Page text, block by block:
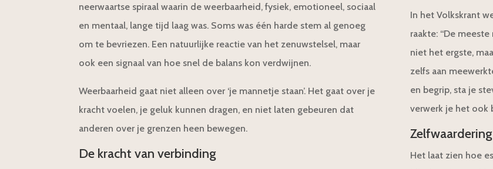
neerwaartse spiraal waarin de weerbaarheid, fysiek, emotioneel, sociaal
en mentaal, lange tijd laag was. Soms was één harde stem al genoeg
om te bevriezen. Een natuurlijke reactie van het zenuwstelsel, maar
ook een signaal van hoe snel de balans kon verdwijnen.
Weerbaarheid gaat niet alleen over ‘je mannetje staan’. Het gaat over je
kracht voelen, je geluk kunnen dragen, en niet laten gebeuren dat
anderen over je grenzen heen bewegen.
De kracht van verbinding
In het Volkskrant
raakte: “De
niet het ergste,
zelfs aan
en begrip, sta je
verwerk je het ook
Het laat zien hoe